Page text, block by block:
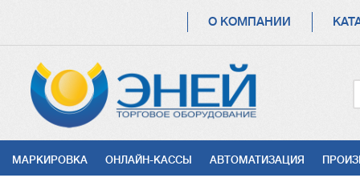
НАВИГАЦИЯ
О КОМПАНИИ
УСЛУГИ
МАРКИРОВКА ОНЛАЙН-КАССЫ АВТОМАТИЗАЦИЯ